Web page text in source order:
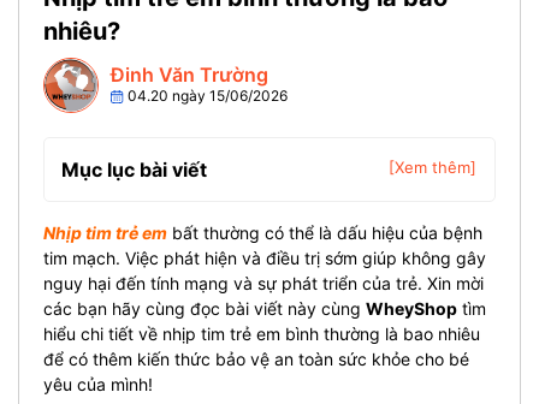
nhiêu?
Đinh Văn Trường
04.20 ngày 15/06/2026
Mục lục bài viết [Xem thêm]
Nhịp tim trẻ em bất thường có thể là dấu hiệu của bệnh
tim mạch. Việc phát hiện và điều trị sớm giúp không gây
nguy hại đến tính mạng và sự phát triển của trẻ. Xin mời
các bạn hãy cùng đọc bài viết này cùng WheyShop tìm
hiểu chi tiết về nhịp tim trẻ em bình thường là bao nhiêu
để có thêm kiến thức bảo vệ an toàn sức khỏe cho bé
yêu của mình!